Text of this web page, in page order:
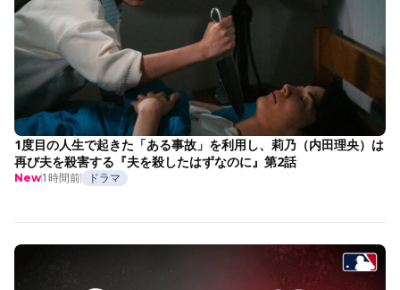
1度目の人生で起きた「ある事故」を利用し、莉乃（内田理央）は
再び夫を殺害する『夫を殺したはずなのに』第2話
New1時間前 ドラマ